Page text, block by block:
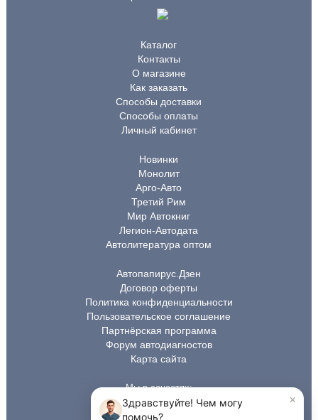
Каталог
Контакты
О магазине
Как заказать
Способы доставки
Способы оплаты
Личный кабинет
Новинки
Монолит
Арго-Авто
Третий Рим
Мир Автокниг
Легион-Автодата
Автолитература оптом
Автопапирус.Дзен
Договор оферты
Политика конфиденциальности
Пользовательское соглашение
Партнёрская программа
Форум автодиагностов
Карта сайта
Мы в соцсетях: